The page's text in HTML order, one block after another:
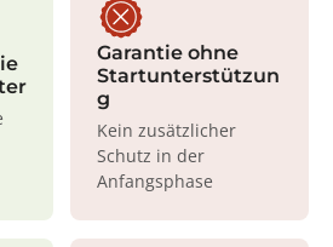
Garantie ohne
Startunterstützun
g
Kein zusätzlicher
Schutz in der
Anfangsphase